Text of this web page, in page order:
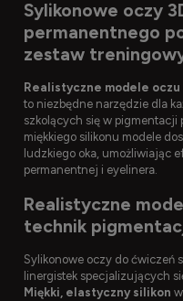
Sylikonowe oczy
permanentnego
zestaw
Realistyczne modele
to niezbędne narzędzie dla
szkolących się w pigmentacji
miękkiego silikonu modele
ludzkiego oka, umożliwiając
permanentnej i eyelinera.
Realistyczne
technik
Sylikonowe oczy do ćwiczeń
linergistek specjalizujących
Miękki, elastyczny silikon